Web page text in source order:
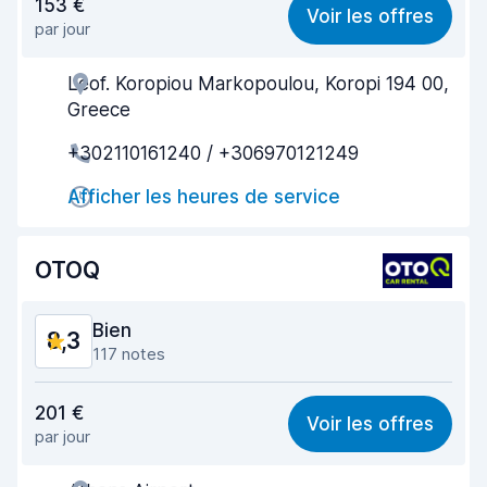
Recherche facile 7,8
Agent serviable 8,7
État du véhicule 7,9
153 €
par jour
Voir les offres
Leof. Koropiou Markopoulou, Koropi 194 00,
Greece
+302110161240 / +306970121249
Afficher les heures de service
OTOQ
8,3 Bien
117 notes
8,5
Recherche facile 7,9
201 €
par jour
Voir les offres